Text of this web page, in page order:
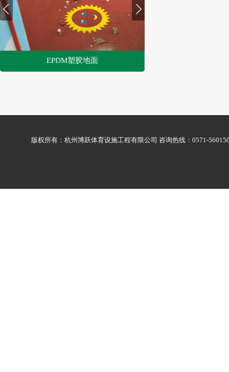
EPDM塑胶地面
版权所有：杭州博跃体育设施工程有限公司 咨询热线：0571-